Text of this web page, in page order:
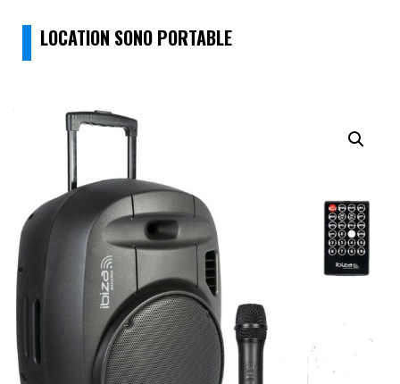
LOCATION SONO PORTABLE